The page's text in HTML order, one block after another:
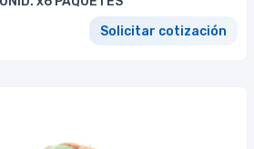
Solicitar cotización